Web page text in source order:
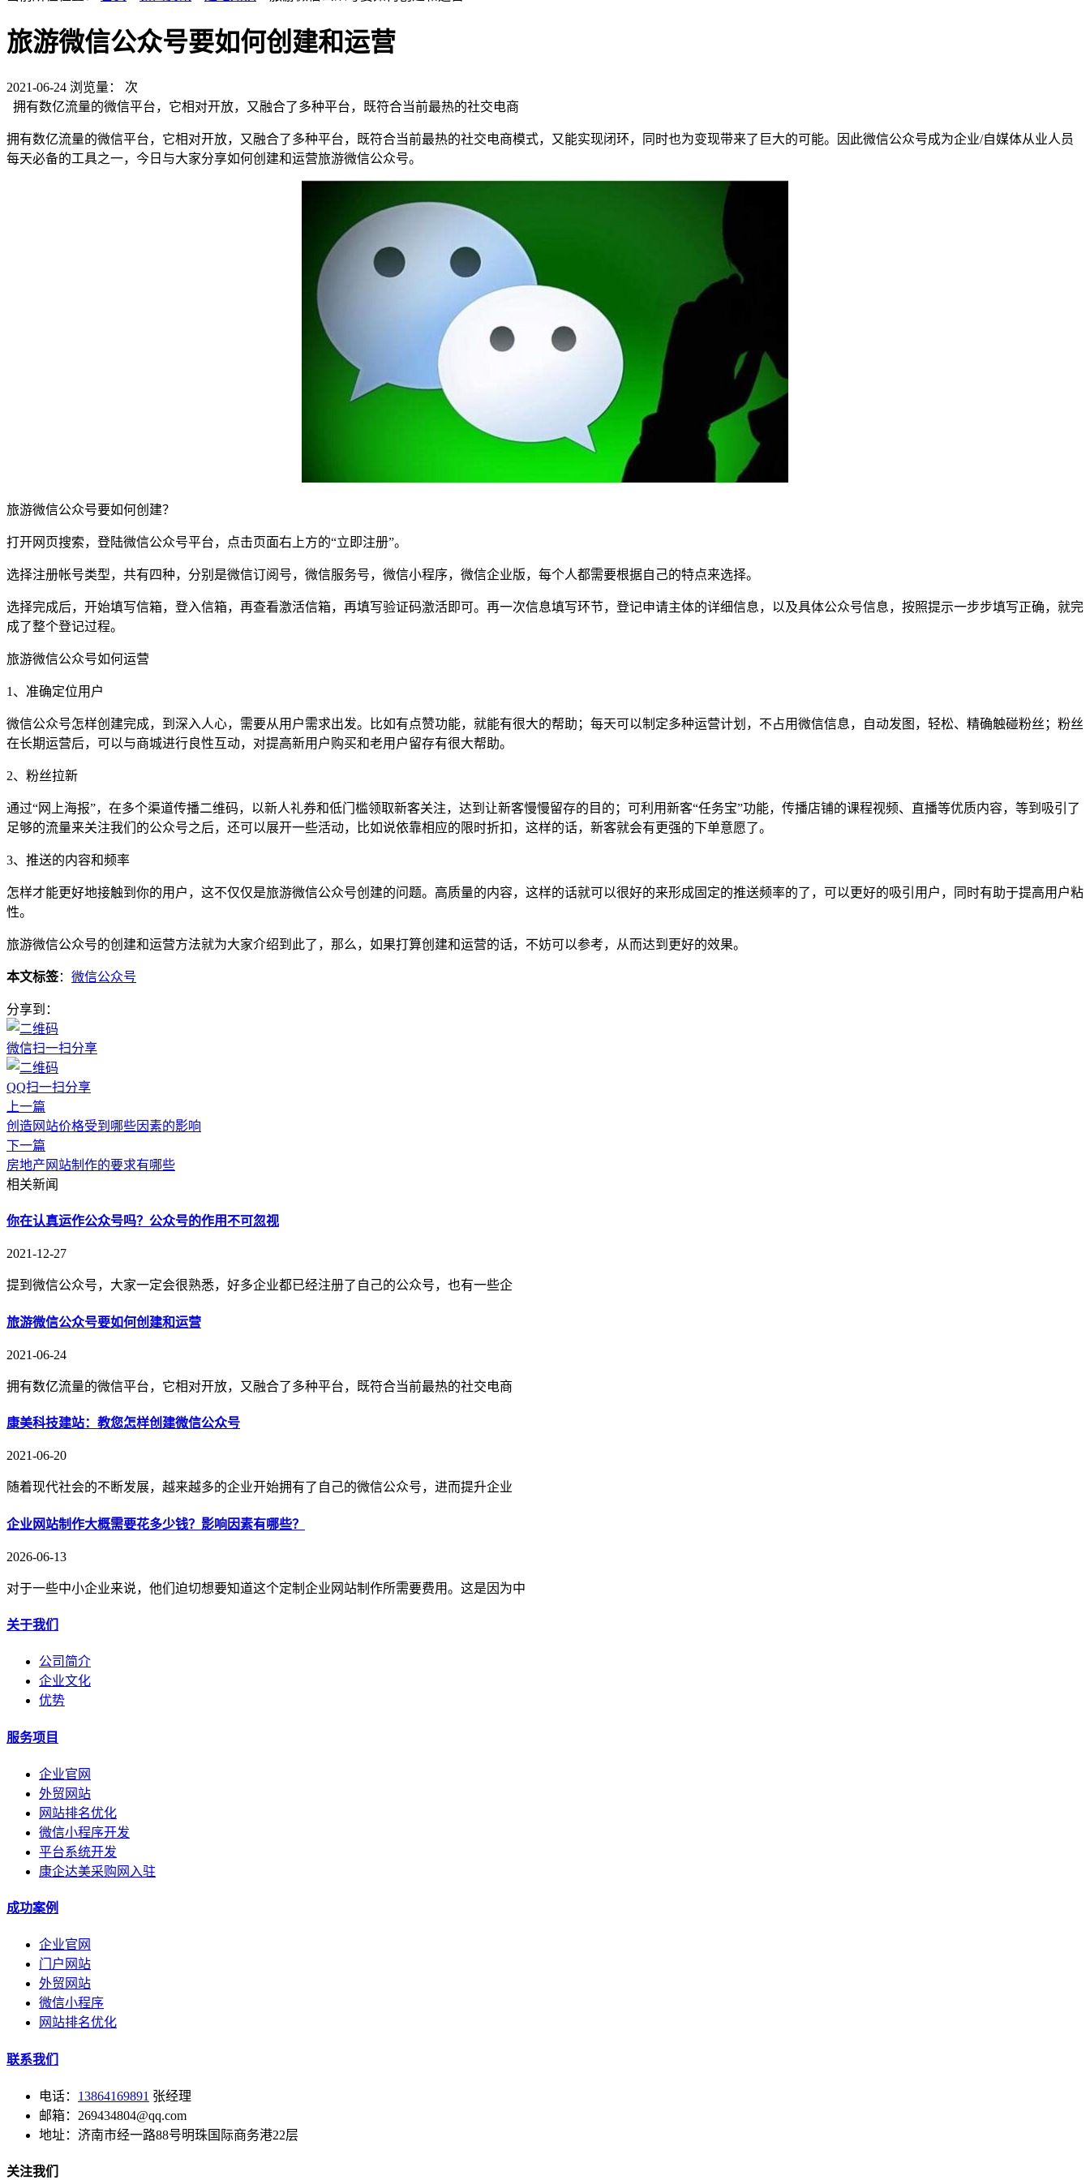
旅游微信公众号要如何创建和运营
2021-06-24 浏览量：
次
拥有数亿流量的微信平台，它相对开放，又融合了多种平台，既符合当前最热的社交电商
拥有数亿流量的微信平台，它相对开放，又融合了多种平台，既符合当前最热的社交电商模式，又能实现闭环，同时也为变现带来了巨大的可能。因此微信公众号成为企业/自媒体从业人员
每天必备的工具之一，今日与大家分享如何创建和运营旅游微信公众号。
旅游微信公众号要如何创建？
打开网页搜索，登陆微信公众号平台，点击页面右上方的“立即注册”。
选择注册帐号类型，共有四种，分别是微信订阅号，微信服务号，微信小程序，微信企业版，每个人都需要根据自己的特点来选择。
选择完成后，开始填写信箱，登入信箱，再查看激活信箱，再填写验证码激活即可。再一次信息填写环节，登记申请主体的详细信息，以及具体公众号信息，按照提示一步步填写正确，就完
成了整个登记过程。
旅游微信公众号如何运营
1、准确定位用户
微信公众号怎样创建完成，到深入人心，需要从用户需求出发。比如有点赞功能，就能有很大的帮助；每天可以制定多种运营计划，不占用微信信息，自动发图，轻松、精确触碰粉丝；粉丝
在长期运营后，可以与商城进行良性互动，对提高新用户购买和老用户留存有很大帮助。
2、粉丝拉新
通过“网上海报”，在多个渠道传播二维码，以新人礼券和低门槛领取新客关注，达到让新客慢慢留存的目的；可利用新客“任务宝”功能，传播店铺的课程视频、直播等优质内容，等到吸引了
足够的流量来关注我们的公众号之后，还可以展开一些活动，比如说依靠相应的限时折扣，这样的话，新客就会有更强的下单意愿了。
3、推送的内容和频率
怎样才能更好地接触到你的用户，这不仅仅是旅游微信公众号创建的问题。高质量的内容，这样的话就可以很好的来形成固定的推送频率的了，可以更好的吸引用户，同时有助于提高用户粘
性。
旅游微信公众号的创建和运营方法就为大家介绍到此了，那么，如果打算创建和运营的话，不妨可以参考，从而达到更好的效果。
本文标签： 微信公众号
分享到：
微信扫一扫分享
QQ扫一扫分享
上一篇
创造网站价格受到哪些因素的影响
下一篇
房地产网站制作的要求有哪些
相关新闻
你在认真运作公众号吗？公众号的作用不可忽视
2021-12-27
提到微信公众号，大家一定会很熟悉，好多企业都已经注册了自己的公众号，也有一些企
旅游微信公众号要如何创建和运营
2021-06-24
拥有数亿流量的微信平台，它相对开放，又融合了多种平台，既符合当前最热的社交电商
康美科技建站：教您怎样创建微信公众号
2021-06-20
随着现代社会的不断发展，越来越多的企业开始拥有了自己的微信公众号，进而提升企业
企业网站制作大概需要花多少钱？影响因素有哪些？
2026-06-13
对于一些中小企业来说，他们迫切想要知道这个定制企业网站制作所需要费用。这是因为中
关于我们
公司简介
企业文化
优势
服务项目
企业官网
外贸网站
网站排名优化
微信小程序开发
平台系统开发
康企达美采购网入驻
成功案例
企业官网
门户网站
外贸网站
微信小程序
网站排名优化
联系我们
电话： 13864169891 张经理
邮箱：269434804@qq.com
地址：济南市经一路88号明珠国际商务港22层
关注我们